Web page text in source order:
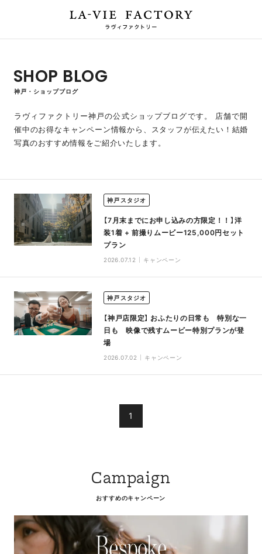
SHOP BLOG
神戸・ショップブログ
ラヴィファクトリー神戸の公式ショップブログです。
店舗で開
催中のお得なキャンペーン情報から、スタッフが伝えたい！結婚
写真のおすすめ情報をご紹介いたします。
神戸スタジオ
【7月末までにお申し込みの方限定！！】洋
装1着 + 前撮りムービー125,000円セット
プラン
2026.07.12 キャンペーン
神戸スタジオ
【神戸店限定】 おふたりの日常も 特別な一
日も 映像で残すムービー特別プランが登
場
2026.07.02 キャンペーン
1
Campaign
おすすめのキャンペーン